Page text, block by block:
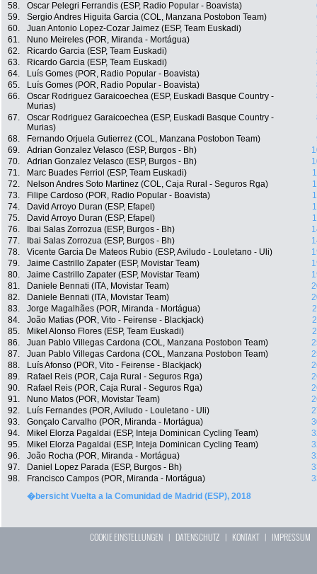
58.
Oscar Pelegri Ferrandis (ESP, Radio Popular - Boavista)
59.
Sergio Andres Higuita Garcia (COL, Manzana Postobon Team)
60.
Juan Antonio Lopez-Cozar Jaimez (ESP, Team Euskadi)
61.
Nuno Meireles (POR, Miranda - Mortágua)
62.
Ricardo Garcia (ESP, Team Euskadi)
63.
Ricardo Garcia (ESP, Team Euskadi)
64.
Luís Gomes (POR, Radio Popular - Boavista)
65.
Luís Gomes (POR, Radio Popular - Boavista)
66.
Oscar Rodriguez Garaicoechea (ESP, Euskadi Basque Country -
Murias)
67.
Oscar Rodriguez Garaicoechea (ESP, Euskadi Basque Country -
Murias)
68. Fernando Orjuela Gutierrez (COL, Manzana Postobon Team)
69.
Adrian Gonzalez Velasco (ESP, Burgos - Bh)
70.
Adrian Gonzalez Velasco (ESP, Burgos - Bh)
71.
Marc Buades Ferriol (ESP, Team Euskadi)
72.
Nelson Andres Soto Martinez (COL, Caja Rural - Seguros Rga)
73.
Filipe Cardoso (POR, Radio Popular - Boavista)
74.
David Arroyo Duran (ESP, Efapel)
75.
David Arroyo Duran (ESP, Efapel)
76.
Ibai Salas Zorrozua (ESP, Burgos - Bh)
77.
Ibai Salas Zorrozua (ESP, Burgos - Bh)
78.
Vicente Garcia De Mateos Rubio (ESP, Aviludo - Louletano - Uli)
79.
Jaime Castrillo Zapater (ESP, Movistar Team)
80.
Jaime Castrillo Zapater (ESP, Movistar Team)
81.
Daniele Bennati (ITA, Movistar Team)
82.
Daniele Bennati (ITA, Movistar Team)
83.
Jorge Magalhães (POR, Miranda - Mortágua)
84.
João Matias (POR, Vito - Feirense - Blackjack)
85.
Mikel Alonso Flores (ESP, Team Euskadi)
86.
Juan Pablo Villegas Cardona (COL, Manzana Postobon Team)
87.
Juan Pablo Villegas Cardona (COL, Manzana Postobon Team)
88.
Luís Afonso (POR, Vito - Feirense - Blackjack)
89.
Rafael Reis (POR, Caja Rural - Seguros Rga)
90.
Rafael Reis (POR, Caja Rural - Seguros Rga)
91.
Nuno Matos (POR, Movistar Team)
92.
Luís Fernandes (POR, Aviludo - Louletano - Uli)
93.
Gonçalo Carvalho (POR, Miranda - Mortágua)
94.
Mikel Elorza Pagaldai (ESP, Inteja Dominican Cycling Team)
95.
Mikel Elorza Pagaldai (ESP, Inteja Dominican Cycling Team)
96.
João Rocha (POR, Miranda - Mortágua)
97.
Daniel Lopez Parada (ESP, Burgos - Bh)
98.
Francisco Campos (POR, Miranda - Mortágua)
�bersicht Vuelta a la Comunidad de Madrid (ESP), 2018
COOKIE EINSTELLUNGEN | DATENSCHUTZ | KONTAKT| IMPRESSUM